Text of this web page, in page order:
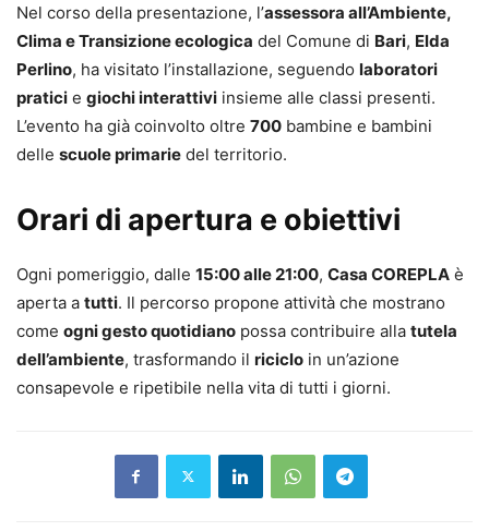
Nel corso della presentazione, l’assessora all’Ambiente,
Clima e Transizione ecologica del Comune di Bari, Elda
Perlino, ha visitato l’installazione, seguendo laboratori
pratici e giochi interattivi insieme alle classi presenti.
L’evento ha già coinvolto oltre 700 bambine e bambini
delle scuole primarie del territorio.
Orari di apertura e obiettivi
Ogni pomeriggio, dalle 15:00 alle 21:00, Casa COREPLA è
aperta a tutti. Il percorso propone attività che mostrano
come ogni gesto quotidiano possa contribuire alla tutela
dell’ambiente, trasformando il riciclo in un’azione
consapevole e ripetibile nella vita di tutti i giorni.